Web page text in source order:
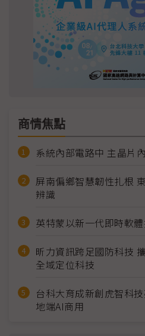
商情焦點
系統內部電路中 主晶片
屏南偏鄉智慧韌性扎根
辨識
英特蒙以新一代即時軟
昕力資訊跨足國防科技
全域定位科技
台科大育成新創虎智科
地端AI商用